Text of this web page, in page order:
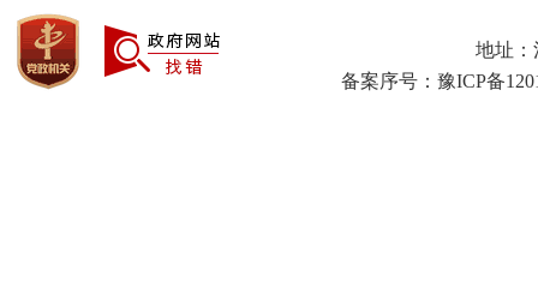
地址：
备案序号：豫ICP备